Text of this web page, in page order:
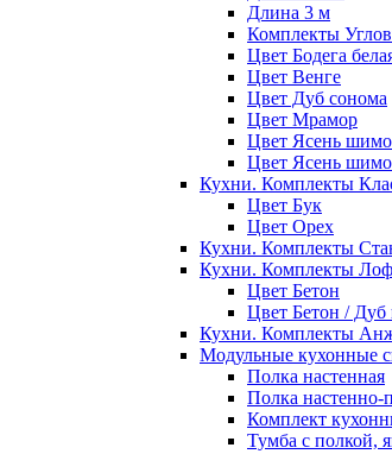
Длина 3 м
Комплекты
Цвет Бодега
Цвет Венге
Цвет Дуб сонома
Цвет Мрамор
Цвет Ясень
Цвет Ясень
Кухни. Комплекты
Цвет Бук
Цвет Орех
Кухни. Комплекты
Кухни. Комплекты
Цвет Бетон
Цвет Бетон / Дуб
Кухни. Комплекты
Модульные кухонные
Полка настенная
Полка настенно-
Комплект
Тумба с полкой,